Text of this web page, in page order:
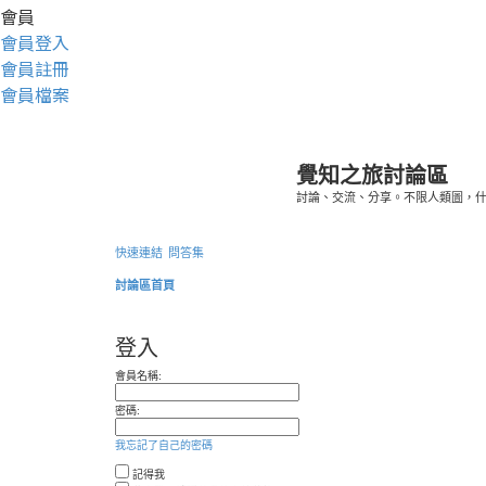
會員
會員登入
會員註冊
會員檔案
覺知之旅討論區
討論、交流、分享。不限人類圖，
快速連結 問答集
討論區首頁
登入
會員名稱:
密碼:
我忘記了自己的密碼
記得我